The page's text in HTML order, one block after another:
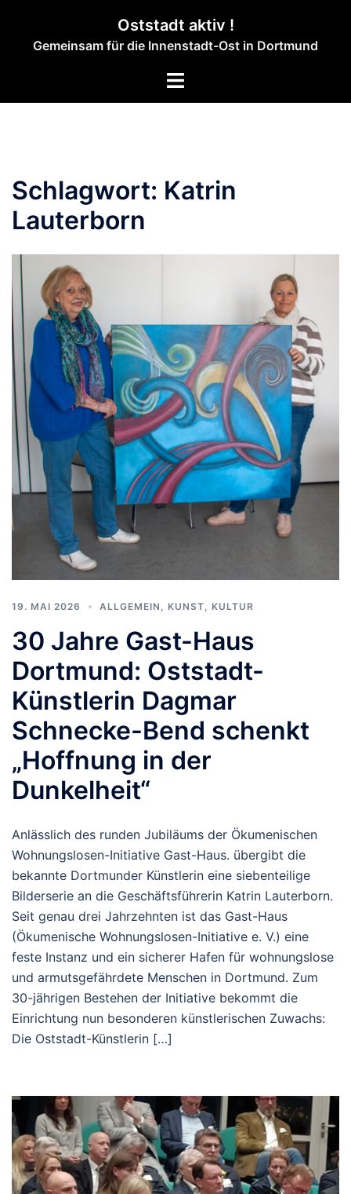
springen
Oststadt aktiv !
Gemeinsam für die Innenstadt-Ost in Dortmund
Menü
Schlagwort: Katrin
Lauterborn
19. MAI 2026 ALLGEMEIN KUNST, KULTUR
30 Jahre Gast-Haus
Dortmund: Oststadt-
Künstlerin Dagmar
Schnecke-Bend schenkt
„Hoffnung in der
Dunkelheit“
Anlässlich des runden Jubiläums der Ökumenischen
Wohnungslosen-Initiative Gast-Haus. übergibt die
bekannte Dortmunder Künstlerin eine siebenteilige
Bilderserie an die Geschäftsführerin Katrin Lauterborn.
Seit genau drei Jahrzehnten ist das Gast-Haus
(Ökumenische Wohnungslosen-Initiative e. V.) eine
feste Instanz und ein sicherer Hafen für wohnungslose
und armutsgefährdete Menschen in Dortmund. Zum
30-jährigen Bestehen der Initiative bekommt die
Einrichtung nun besonderen künstlerischen Zuwachs:
Die Oststadt-Künstlerin […]